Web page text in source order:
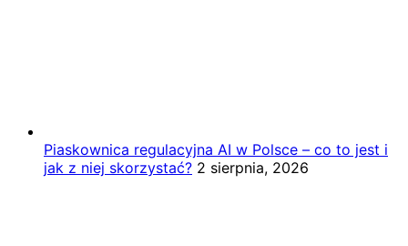
Piaskownica regulacyjna AI w Polsce – co to jest i
jak z niej skorzystać? 2 sierpnia, 2026